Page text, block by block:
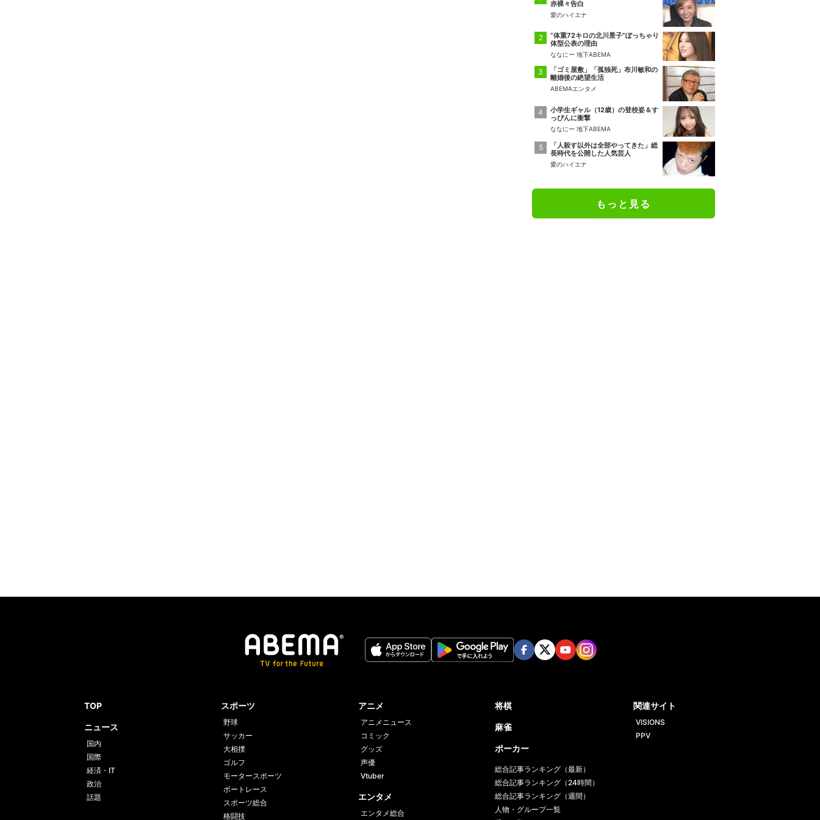
赤裸々告白
愛のハイエナ
“体重72キロの北川景子”ぽっちゃり
体型公表の理由
ななにー 地下ABEMA
「ゴミ屋敷」「孤独死」布川敏和の
離婚後の絶望生活
ABEMAエンタメ
小学生ギャル（12歳）の登校姿＆す
っぴんに衝撃
ななにー 地下ABEMA
「人殺す以外は全部やってきた」総
長時代を公開した人気芸人
愛のハイエナ
もっと見る
TOP
ニュース
国内
国際
経済・IT
政治
話題
スポーツ
野球
サッカー
大相撲
ゴルフ
モータースポーツ
ボートレース
スポーツ総合
格闘技
アニメ
アニメニュース
コミック
グッズ
声優
Vtuber
エンタメ
エンタメ総合
将棋
麻雀
ポーカー
総合記事ランキング（最新）
総合記事ランキング（24時間）
総合記事ランキング（週間）
人物・グループ一覧
関連サイト
VISIONS
PPV